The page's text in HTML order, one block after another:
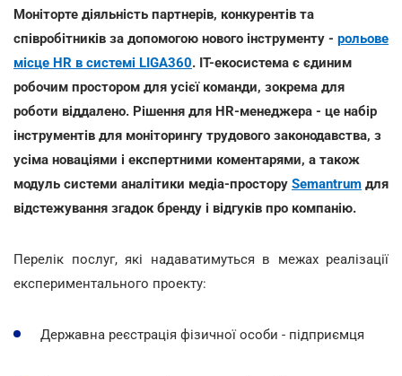
Моніторте діяльність партнерів, конкурентів та
співробітників за допомогою нового інструменту - рольове
місце HR в системі LIGA360. IT-екосистема є єдиним
робочим простором для усієї команди, зокрема для
роботи віддалено. Рішення для HR-менеджера - це набір
інструментів для моніторингу трудового законодавства, з
усіма новаціями і експертними коментарями, а також
модуль системи аналітики медіа-простору Semantrum для
відстежування згадок бренду і відгуків про компанію.
Перелік послуг, які надаватимуться в межах реалізації
експериментального проекту:
Державна реєстрація фізичної особи - підприємця